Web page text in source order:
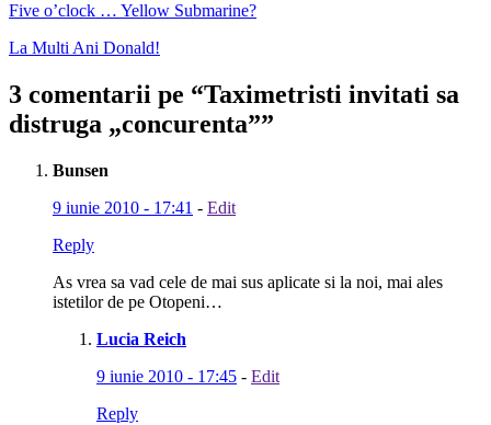
Five o’clock … Yellow Submarine?
La Multi Ani Donald!
3 comentarii pe “Taximetristi invitati sa
distruga „concurenta””
Bunsen
9 iunie 2010 - 17:41 - Edit
Reply
As vrea sa vad cele de mai sus aplicate si la noi, mai ales
istetilor de pe Otopeni…
Lucia Reich
9 iunie 2010 - 17:45 - Edit
Reply